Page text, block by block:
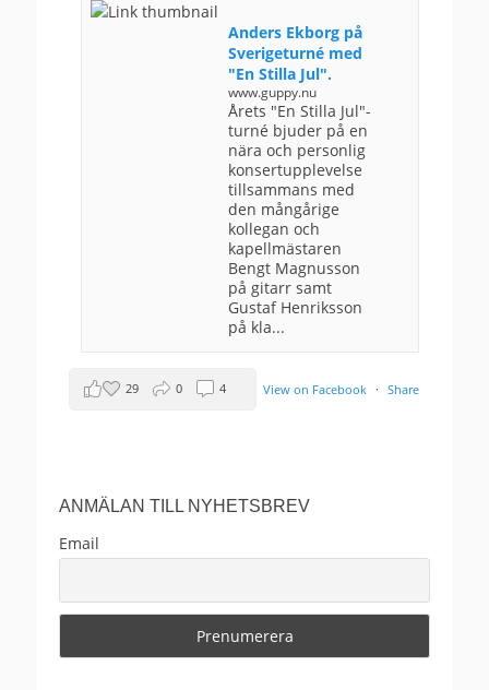
Anders Ekborg på
Sverigeturné med
"En Stilla Jul".
www.guppy.nu
Årets "En Stilla Jul"-
turné bjuder på en
nära och personlig
konsertupplevelse
tillsammans med
den mångårige
kollegan och
kapellmästaren
Bengt Magnusson
på gitarr samt
Gustaf Henriksson
på kla...
View on Facebook · Share
29 0 4
owner only shared it with a small group of
people, changed who can see it or it's been
deleted.
ANMÄLAN TILL NYHETSBREV
Email